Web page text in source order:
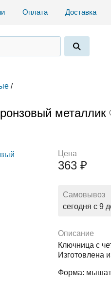
Оплата Доставка
/
металлик
Цена
363 ₽
Самовывоз
сегодня с 9
Описание
Ключница с
Изготовлена
Форма: